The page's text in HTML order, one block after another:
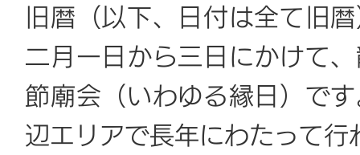
旧暦（以下、日付は全て旧
二月一日から三日にかけて
節廟会（いわゆる縁日）で
辺エリアで長年にわたって